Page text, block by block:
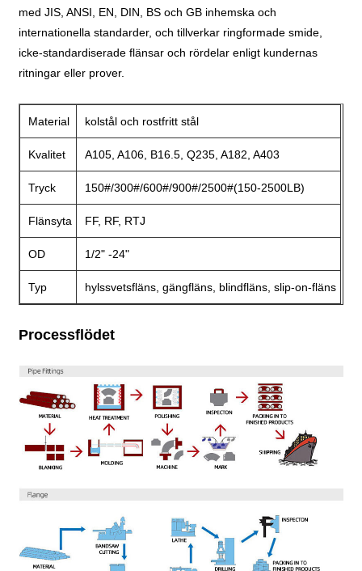
med JIS, ANSI, EN, DIN, BS och GB inhemska och
internationella standarder, och tillverkar ringformade smide,
icke-standardiserade flänsar och rördelar enligt kundernas
ritningar eller prover.
Material kolstål och rostfritt stål
Kvalitet A105, A106, B16.5, Q235, A182, A403
Tryck 150#/300#/600#/900#/2500#(150-2500LB)
Flänsyta FF, RF, RTJ
OD 1/2" -24"
Typ hylssvetsfläns, gängfläns, blindfläns, slip-on-fläns
Processflödet